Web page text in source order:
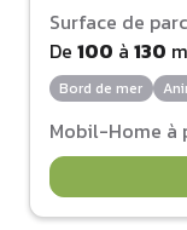
Surface de
De 100 à 130 m
Bord de mer
Mobil-Home à